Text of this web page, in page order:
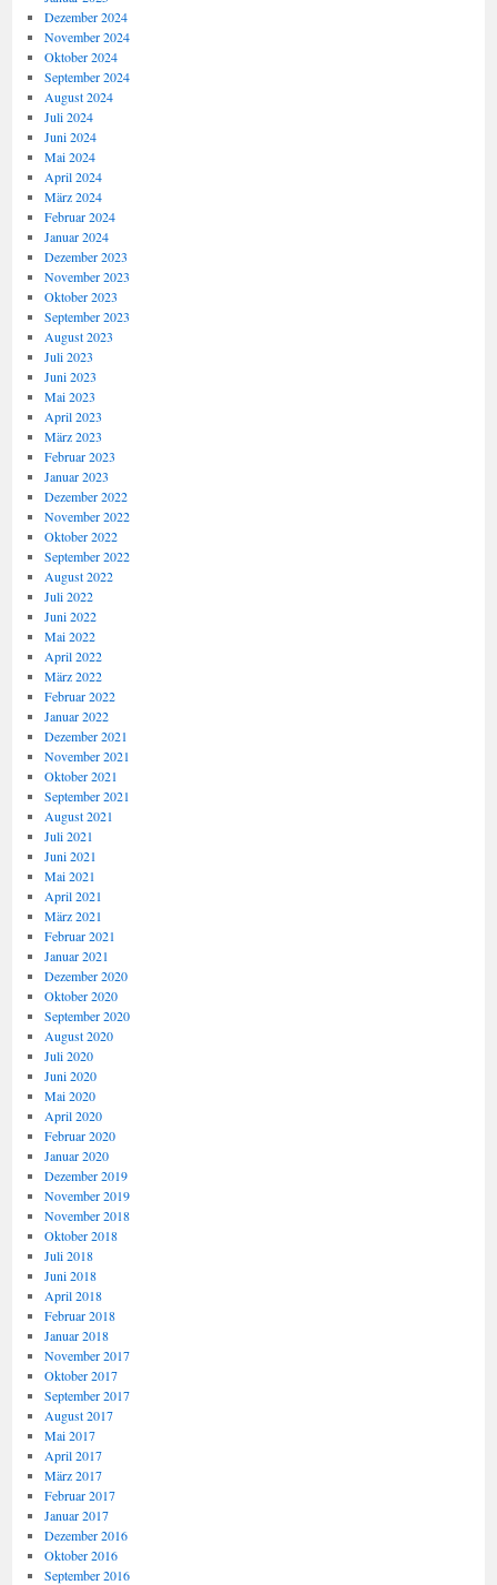
Dezember 2024
November 2024
Oktober 2024
September 2024
August 2024
Juli 2024
Juni 2024
Mai 2024
April 2024
März 2024
Februar 2024
Januar 2024
Dezember 2023
November 2023
Oktober 2023
September 2023
August 2023
Juli 2023
Juni 2023
Mai 2023
April 2023
März 2023
Februar 2023
Januar 2023
Dezember 2022
November 2022
Oktober 2022
September 2022
August 2022
Juli 2022
Juni 2022
Mai 2022
April 2022
März 2022
Februar 2022
Januar 2022
Dezember 2021
November 2021
Oktober 2021
September 2021
August 2021
Juli 2021
Juni 2021
Mai 2021
April 2021
März 2021
Februar 2021
Januar 2021
Dezember 2020
Oktober 2020
September 2020
August 2020
Juli 2020
Juni 2020
Mai 2020
April 2020
Februar 2020
Januar 2020
Dezember 2019
November 2019
November 2018
Oktober 2018
Juli 2018
Juni 2018
April 2018
Februar 2018
Januar 2018
November 2017
Oktober 2017
September 2017
August 2017
Mai 2017
April 2017
März 2017
Februar 2017
Januar 2017
Dezember 2016
Oktober 2016
September 2016